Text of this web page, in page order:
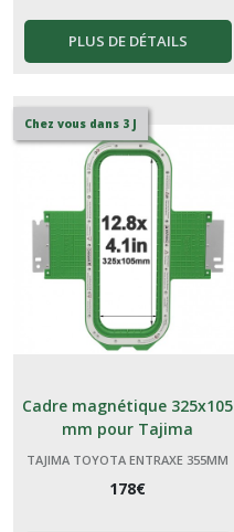
PLUS DE DÉTAILS
Chez vous dans 3 J
Cadre magnétique 325x105
mm pour Tajima
TAJIMA TOYOTA ENTRAXE 355MM
178€